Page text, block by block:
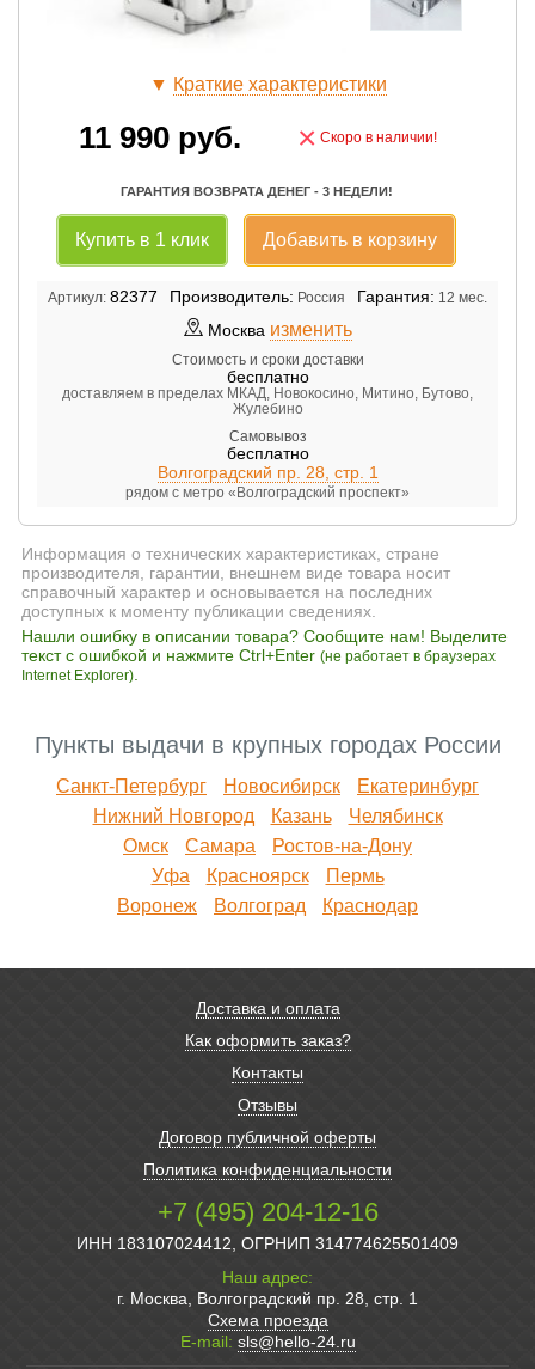
▼ Краткие характеристики
11 990 руб. × Скоро в наличии!
ГАРАНТИЯ ВОЗВРАТА ДЕНЕГ - 3 НЕДЕЛИ!
Купить в 1 клик Добавить в корзину
Артикул: 82377 Производитель: Россия Гарантия: 12 мес.
Москва изменить
Стоимость и сроки доставки
бесплатно
доставляем в пределах МКАД, Новокосино, Митино, Бутово,
Жулебино
Самовывоз
бесплатно
Волгоградский пр. 28, стр. 1
рядом с метро «Волгоградский проспект»
Информация о технических характеристиках, стране
производителя, гарантии, внешнем виде товара носит
справочный характер и основывается на последних
доступных к моменту публикации сведениях.
Нашли ошибку в описании товара? Сообщите нам! Выделите
текст с ошибкой и нажмите Ctrl+Enter (не работает в браузерах
Internet Explorer)
Пункты выдачи в крупных городах России
Санкт-Петербург Новосибирск
Екатеринбург
Нижний Новгород
Казань
Челябинск
Омск
Самара
Ростов-на-Дону
Уфа
Красноярск
Пермь
Воронеж
Волгоград Краснодар
Доставка и оплата
Как оформить заказ?
Контакты
Отзывы
Договор публичной оферты
Политика конфиденциальности
+7 (495) 204-12-16
ИНН 183107024412, ОГРНИП 314774625501409
Наш адрес:
г. Москва, Волгоградский пр. 28, стр. 1
Схема проезда
E-mail: sls@hello-24.ru